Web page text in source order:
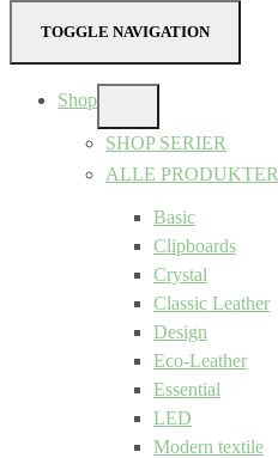
TOGGLE NAVIGATION
Shop
SUB
MENU
SHOP SERIER
ALLE PRODUKTER
Basic
Clipboards
Crystal
Classic Leather
Design
Eco-Leather
Essential
LED
Modern textile